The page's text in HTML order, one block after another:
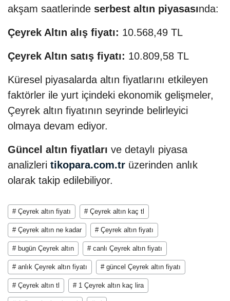
akşam saatlerinde serbest altın piyasasında:
Çeyrek Altın alış fiyatı: 10.568,49 TL
Çeyrek Altın satış fiyatı: 10.809,58 TL
Küresel piyasalarda altın fiyatlarını etkileyen
faktörler ile yurt içindeki ekonomik gelişmeler,
Çeyrek altın fiyatının seyrinde belirleyici
olmaya devam ediyor.
Güncel altın fiyatları ve detaylı piyasa
analizleri tikopara.com.tr üzerinden anlık
olarak takip edilebiliyor.
# Çeyrek altın fiyatı # Çeyrek altın kaç tl
# Çeyrek altın ne kadar # Çeyrek altın fiyatı
# bugün Çeyrek altın # canlı Çeyrek altın fiyatı
# anlık Çeyrek altın fiyatı # güncel Çeyrek altın fiyatı
# Çeyrek altın tl # 1 Çeyrek altın kaç lira